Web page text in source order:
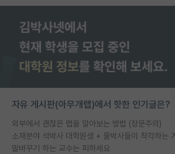
자유 게시판(아무개랩)에서 핫한 인기글은?
외부에서 괜찮은 랩을 알아보는 방법 (장문주의)
소재분야 석박사 대학원생 + 물박사들이 착각하는
말바꾸기 하는 교수는 피하세요